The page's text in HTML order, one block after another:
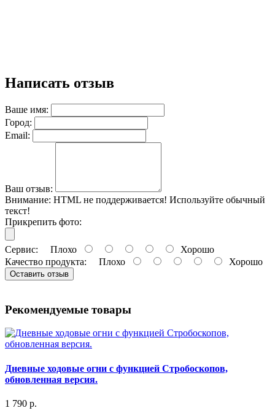
Написать отзыв
Ваше имя:
Город:
Email:
Ваш отзыв:
Внимание: HTML не поддерживается! Используйте обычный
текст!
Прикрепить фото:
Сервис: Плохо
Хорошо
Качество продукта:
Плохо Хорошо
Оставить отзыв
Рекомендуемые товары
Дневные ходовые огни с функцией Стробоскопов,
обновленная версия.
1 790 р.